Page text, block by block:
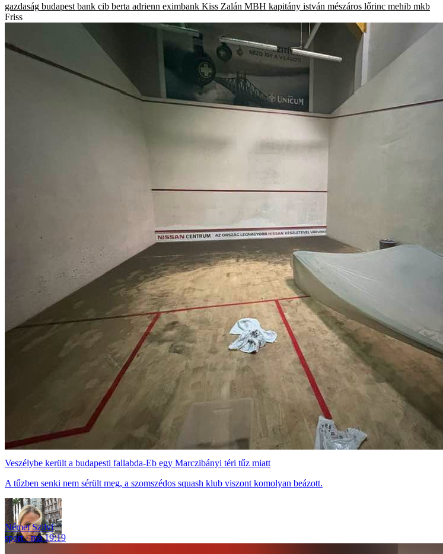
gazdaság budapest bank cib berta adrienn eximbank Kiss Zalán MBH kapitány istván mészáros lőrinc mehib mkb
Friss
Veszélybe került a budapesti fallabda-Eb egy Marczibányi téri tűz miatt
A tűzben senki nem sérült meg, a szomszédos squash klub viszont komolyan beázott.
Német Szilvi
sport
ma 19:19